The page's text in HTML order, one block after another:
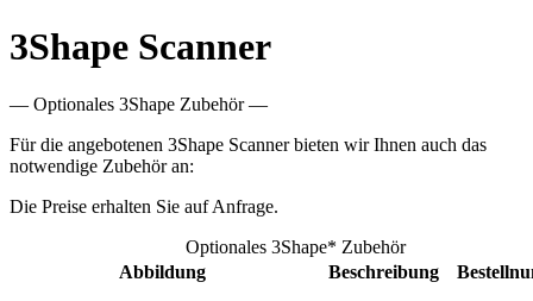
3Shape Scanner
— Optionales 3Shape Zubehör —
Für die angebotenen 3Shape Scanner bieten wir Ihnen auch das
notwendige Zubehör an:
Die Preise erhalten Sie auf Anfrage.
Optionales 3Shape* Zubehör
Abbildung
Beschreibung